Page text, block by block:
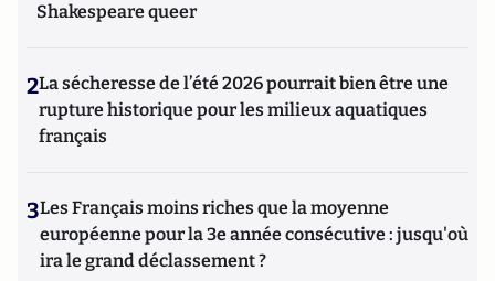
Shakespeare queer
2La sécheresse de l’été 2026 pourrait bien être une
rupture historique pour les milieux aquatiques
français
3Les Français moins riches que la moyenne
européenne pour la 3e année consécutive : jusqu'où
ira le grand déclassement ?